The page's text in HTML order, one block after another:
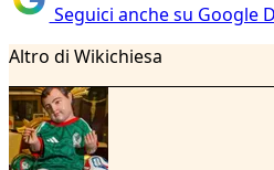
Seguici anche su Google
Altro di Wikichiesa